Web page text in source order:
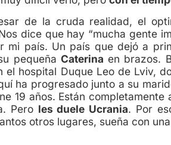
de la cruda realidad, el
dice que hay “mucha gente
mi país. Un país que dejó a
pequeña Caterina en brazos.
el hospital Duque Leo de Lviv,
ha progresado junto a su
19 años. Están
Pero les duele Ucrania. Por
otros lugares, sueña con